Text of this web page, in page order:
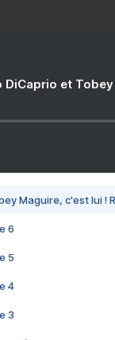
DiCaprio et
Maguire, c'est lui !
6
5
4
3